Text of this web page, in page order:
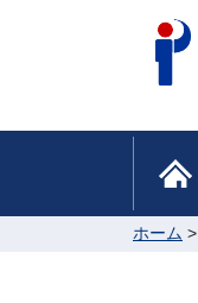
home
ホーム >